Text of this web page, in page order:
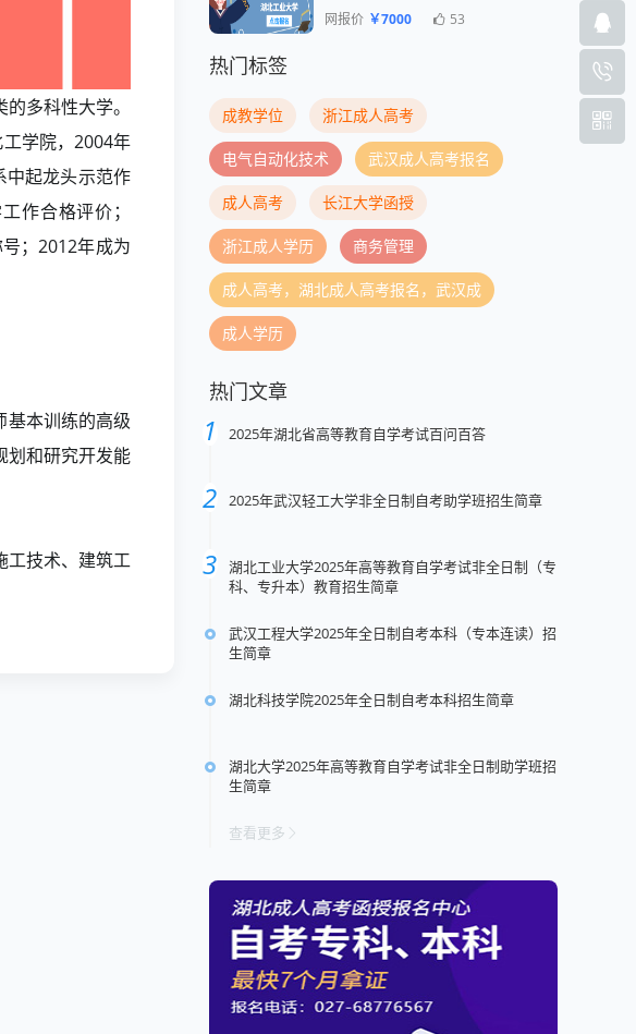
多科性大学。
学院，2004年
中起龙头示范作
作合格评价；
；2012年成为
基本训练的高级
划和研究开发能
工技术、建筑工
网报价 ￥7000 53
热门标签
成教学位 浙江成人高考
电气自动化技术 武汉成人高考报名
成人高考 长江大学函授
浙江成人学历 商务管理
成人高考，湖北成人高考报名，武汉成
成人学历
热门文章
2025年湖北省高等教育自学考试百问百答
2025年武汉轻工大学非全日制自考助学班招生简章
湖北工业大学2025年高等教育自学考试非全日制（专
科、专升本）教育招生简章
武汉工程大学2025年全日制自考本科（专本连读）招
生简章
湖北科技学院2025年全日制自考本科招生简章
湖北大学2025年高等教育自学考试非全日制助学班招
生简章
查看更多